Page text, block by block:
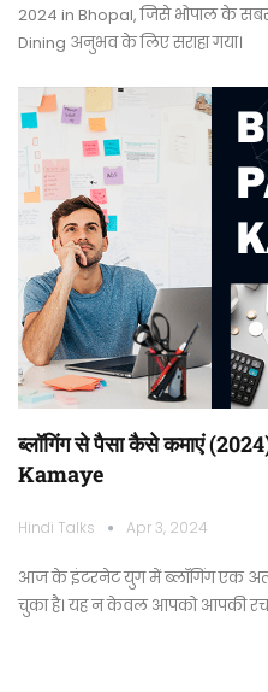
2024 in Bhopal, जिसे भोपाल के
Dining अनुभव के लिए सराहा गया।
ब्लॉगिंग से पैसा कैसे कमाएं
Kamaye
Hindi Talks Apr 3, 2024
आज के इंटरनेट युग में ब्लॉगिंग एक
चुका है। यह न केवल आपको आपकी